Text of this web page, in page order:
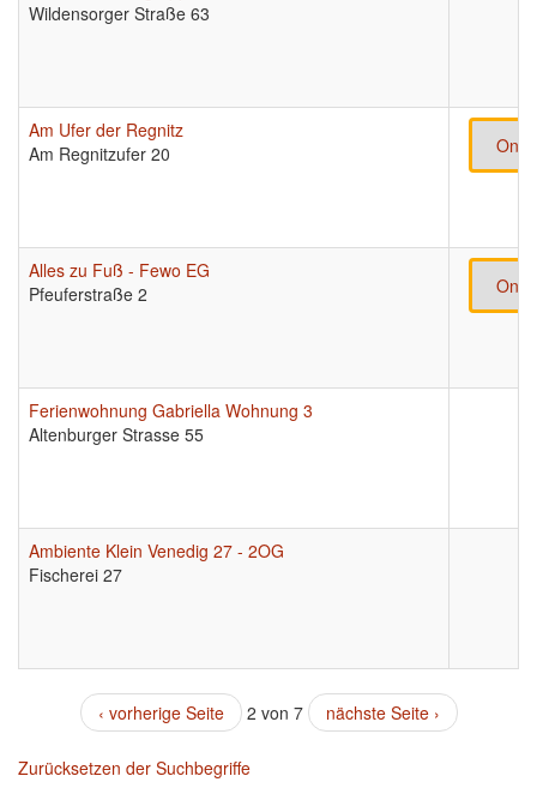
Wildensorger Straße 63
Am Ufer der Regnitz
Am Regnitzufer 20
Alles zu Fuß - Fewo EG
Pfeuferstraße 2
Ferienwohnung Gabriella Wohnung 3
Altenburger Strasse 55
Ambiente Klein Venedig 27 - 2OG
Fischerei 27
‹ vorherige Seite 2 von 7 nächste Seite ›
Zurücksetzen der Suchbegriffe